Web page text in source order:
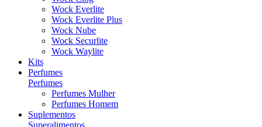
Wock Everlite
Wock Everlite Plus
Wock Nube
Wock Securlite
Wock Waylite
Kits
Perfumes
Perfumes
Perfumes Mulher
Perfumes Homem
Suplementos
Superalimentos